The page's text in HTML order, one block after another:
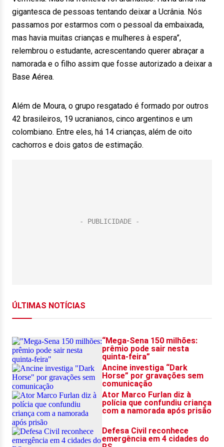
gigantesca de pessoas tentando deixar a Ucrânia. Nós
passamos por estarmos com o pessoal da embaixada,
mas havia muitas crianças e mulheres à espera”,
relembrou o estudante, acrescentando querer abraçar a
namorada e o filho assim que fosse autorizado a deixar a
Base Aérea.
Além de Moura, o grupo resgatado é formado por outros
42 brasileiros, 19 ucranianos, cinco argentinos e um
colombiano. Entre eles, há 14 crianças, além de oito
cachorros e dois gatos de estimação.